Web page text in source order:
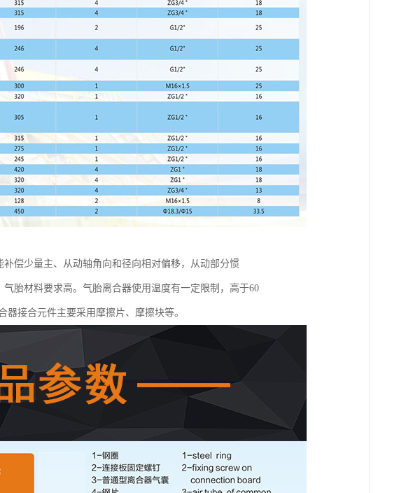
偿少量主、从动轴角向和径向相对偏移，从动部分惯
胎材料要求高。气胎离合器使用温度有一定限制，高于60
接合元件主要采用摩擦片、摩擦块等。